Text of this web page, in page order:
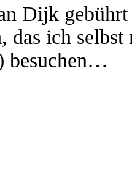
Dijk
das ich
besuchen…